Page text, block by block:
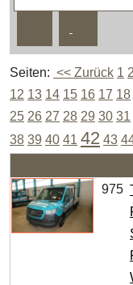
Seiten: << Zurück 1 2
12 13 14 15 16 17 18
25 26 27 28 29 30 31
38 39 40 41 42 43
975